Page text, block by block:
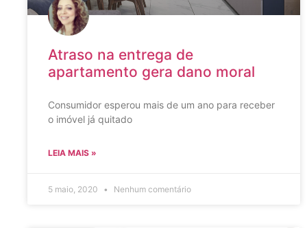
Atraso na entrega de
apartamento gera dano moral
Consumidor esperou mais de um ano para receber
o imóvel já quitado
LEIA MAIS »
5 maio, 2020 Nenhum comentário